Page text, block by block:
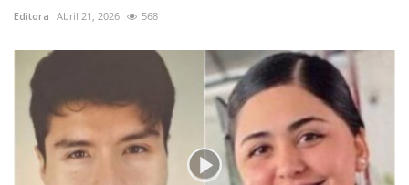
Editora Abril 21, 2026 568